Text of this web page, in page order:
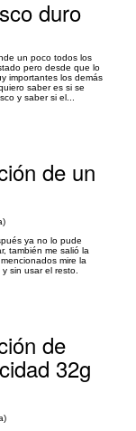
duro
un poco todos los
pero desde que lo
importantes los demás
saber es si se
y saber si el...
de un
ya no lo pude
también me salió la
mire la
sin usar el resto.
de
32g